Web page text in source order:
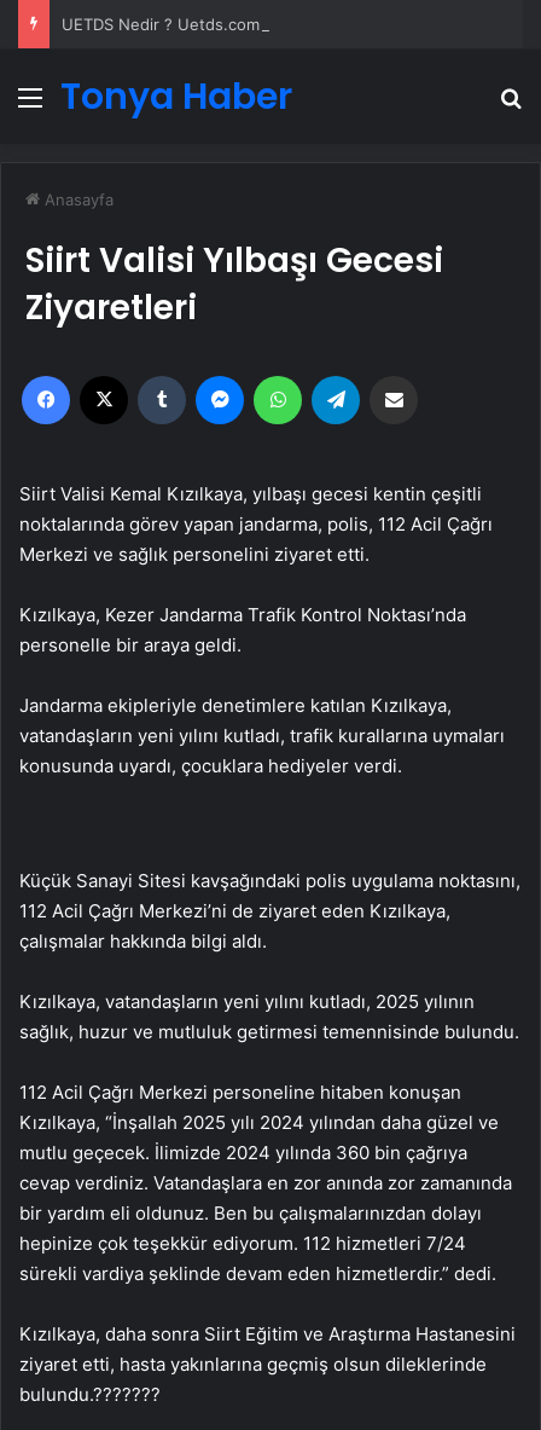
Menü
Tonya Haber
Anasayfa
Siirt Valisi Yılbaşı Gecesi
Ziyaretleri
Facebook Tumblr MessengerWhatsApp
Siirt Valisi Kemal Kızılkaya, yılbaşı gecesi kentin çeşitli
noktalarında görev yapan jandarma, polis, 112 Acil Çağrı
Merkezi ve sağlık personelini ziyaret etti.
Kızılkaya, Kezer Jandarma Trafik Kontrol Noktası’nda
personelle bir araya geldi.
Jandarma ekipleriyle denetimlere katılan Kızılkaya,
vatandaşların yeni yılını kutladı, trafik kurallarına uymaları
konusunda uyardı, çocuklara hediyeler verdi.
Küçük Sanayi Sitesi kavşağındaki polis uygulama noktasını,
112 Acil Çağrı Merkezi’ni de ziyaret eden Kızılkaya,
çalışmalar hakkında bilgi aldı.
Kızılkaya, vatandaşların yeni yılını kutladı, 2025 yılının
sağlık, huzur ve mutluluk getirmesi temennisinde bulundu.
112 Acil Çağrı Merkezi personeline hitaben konuşan
Kızılkaya, “İnşallah 2025 yılı 2024 yılından daha güzel ve
mutlu geçecek. İlimizde 2024 yılında 360 bin çağrıya
cevap verdiniz. Vatandaşlara en zor anında zor zamanında
bir yardım eli oldunuz. Ben bu çalışmalarınızdan dolayı
hepinize çok teşekkür ediyorum. 112 hizmetleri 7/24
sürekli vardiya şeklinde devam eden hizmetlerdir.” dedi.
Kızılkaya, daha sonra Siirt Eğitim ve Araştırma Hastanesini
ziyaret etti, hasta yakınlarına geçmiş olsun dileklerinde
bulundu.???????